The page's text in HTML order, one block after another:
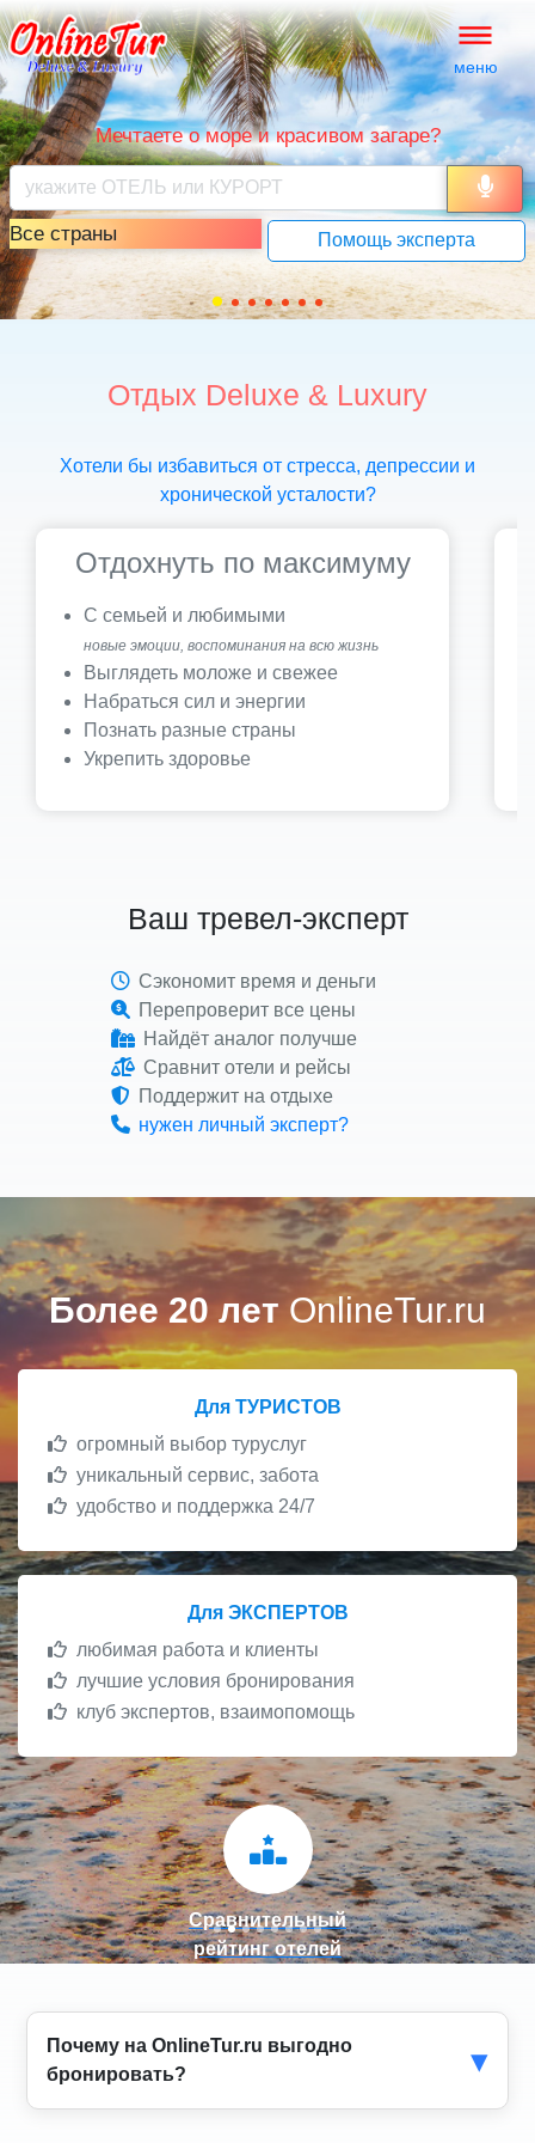
меню
Все страны Помощь эксперта
Мечтаете о море и красивом загаре?
Отдых Deluxe & Luxury
Хотели бы избавиться от стресса, депрессии и
хронической усталости?
Отдохнуть по максимуму
С семьей и любимыми
новые эмоции, воспоминания на всю жизнь
Выглядеть моложе и свежее
Набраться сил и энергии
Познать разные страны
Укрепить здоровье
Ваш тревел-эксперт
Сэкономит время и деньги
Перепроверит все цены
Найдёт аналог получше
Сравнит отели и рейсы
Поддержит на отдыхе
нужен личный эксперт?
Более 20 летOnlineTur.ru
Для ТУРИСТОВ
огромный выбор туруслуг
уникальный сервис, забота
удобство и поддержка 24/7
Для ЭКСПЕРТОВ
любимая работа и клиенты
лучшие условия бронирования
клуб экспертов, взаимопомощь
Сравнительный
рейтинг отелей
Почему на OnlineTur.ru выгодно
бронировать?